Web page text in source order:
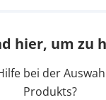
hier, um zu
bei der
Produkts?